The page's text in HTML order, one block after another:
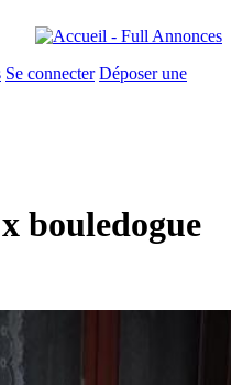
Se connecter Déposer une
bouledogue